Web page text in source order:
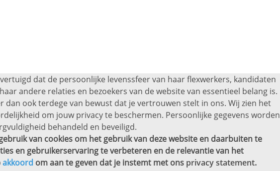
dat de persoonlijke levenssfeer van haar flexwerkers, kandidaten
andere relaties en bezoekers van de website van essentieel belang is.
dan ook terdege van bewust dat je vertrouwen stelt in ons. Wij zien het
om jouw privacy te beschermen. Persoonlijke gegevens worden
behandeld en beveiligd.
van cookies om het gebruik van deze website en daarbuiten te
en gebruikerservaring te verbeteren en de relevantie van het
akkoord om aan te geven dat je instemt met ons privacy statement.